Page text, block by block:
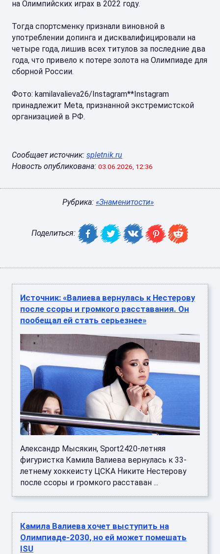
на Олимпийских играх в 2022 году.
Тогда спортсменку признали виновной в
употреблении допинга и дисквалифицировали на
четыре года, лишив всех титулов за последние два
года, что привело к потере золота на Олимпиаде для
сборной России.
Фото: kamilavalieva26/Instagram**Instagram
принадлежит Meta, признанной экстремистской
организацией в РФ.
Сообщает источник: spletnik.ru
Новость опубликована: 03.06.2026, 12:36
Рубрика: «Знаменитости»
Поделиться:
Источник: «Валиева вернулась к Нестерову
после ссоры и громкого расставания. Он
пообещал ей стать серьезнее»
Александр Мысякин, Sport2420-летняя
фигуристка Камила Валиева вернулась к 33-
летнему хоккеисту ЦСКА Никите Нестерову
после ссоры и громкого расставан ...
Камила Валиева хочет выступить на
Олимпиаде-2030, но ей может помешать
ISU